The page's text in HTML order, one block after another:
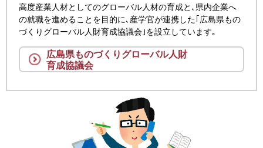
高度産業人材としてのグローバル人材の育成と､県内企業へ
の就職を進めることを目的に､産学官が連携した｢広島県もの
づくりグローバル人財育成協議会｣を設立しています｡
広島県ものづくりグローバル人財
育成協議会